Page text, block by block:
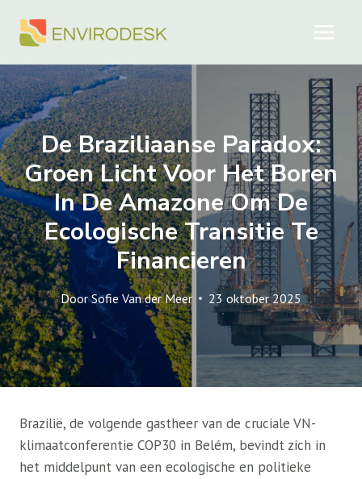
naar
De Braziliaanse Paradox:
Groen Licht Voor Het Boren
In De Amazone Om De
Ecologische Transitie Te
Financieren
DoorSofie Van der Meer 23 oktober 2025
Brazilië, de volgende gastheer van de cruciale VN-
klimaatconferentie COP30 in Belém, bevindt zich in
het middelpunt van een ecologische en politieke